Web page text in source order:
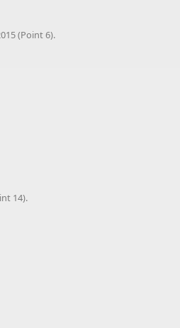
(Point 6).
14).